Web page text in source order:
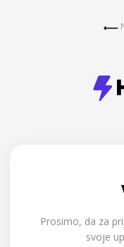
Prosimo, da za
svoje